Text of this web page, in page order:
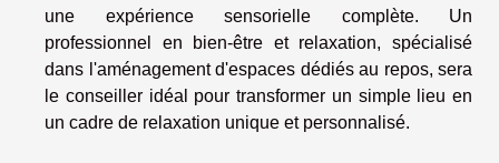
une expérience sensorielle complète. Un
professionnel en bien-être et relaxation, spécialisé
dans l'aménagement d'espaces dédiés au repos, sera
le conseiller idéal pour transformer un simple lieu en
un cadre de relaxation unique et personnalisé.